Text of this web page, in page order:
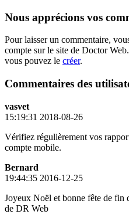
Nous apprécions vos
Pour laisser un commentaire,
compte sur le site de Doctor
vous pouvez le créer.
Commentaires des
vasvet
15:19:31 2018-08-26
Vérifiez régulièrement vos
compte mobile.
Bernard
19:44:35 2016-12-25
Joyeux Noël et bonne fête de fin
de DR Web